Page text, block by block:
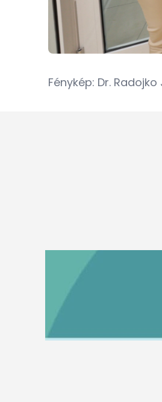
Fénykép: Dr.